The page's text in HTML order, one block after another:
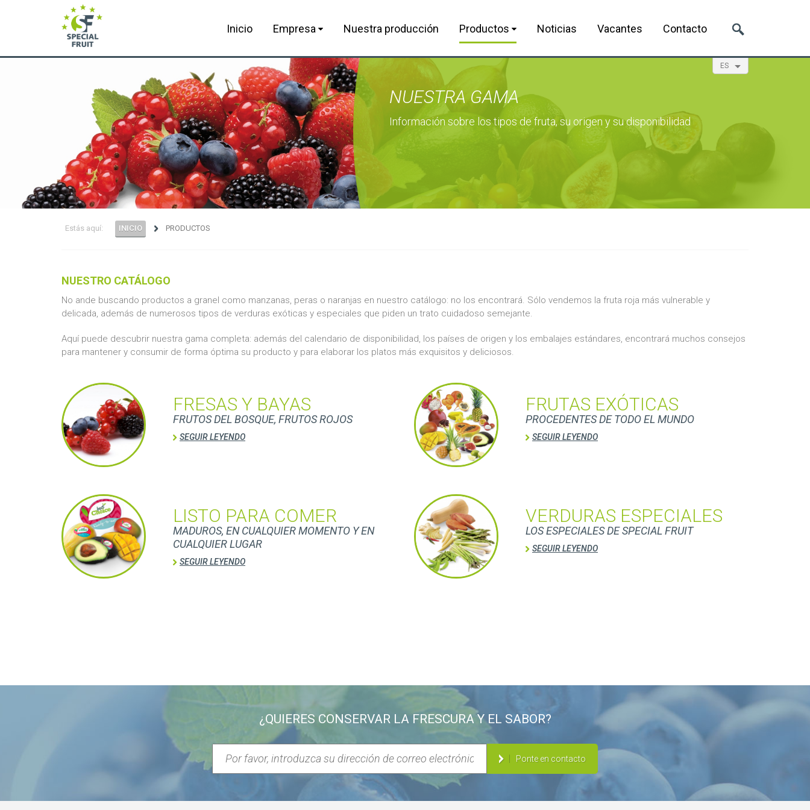
Inicio Empresa Nuestra producción Productos Noticias Vacantes Contacto
ES
NUESTRA GAMA
Información sobre los tipos de fruta, su origen y su disponibilidad
Estás aquí: INICIO PRODUCTOS
NUESTRO CATÁLOGO
No ande buscando productos a granel como manzanas, peras o naranjas en nuestro catálogo: no los encontrará. Sólo vendemos la fruta roja más vulnerable y
delicada, además de numerosos tipos de verduras exóticas y especiales que piden un trato cuidadoso semejante.
Aquí puede descubrir nuestra gama completa: además del calendario de disponibilidad, los países de origen y los embalajes estándares, encontrará muchos consejos
para mantener y consumir de forma óptima su producto y para elaborar los platos más exquisitos y deliciosos.
FRESAS Y BAYAS
FRUTOS DEL BOSQUE, FRUTOS ROJOS
SEGUIR LEYENDO
FRUTAS EXÓTICAS
PROCEDENTES DE TODO EL MUNDO
SEGUIR LEYENDO
LISTO PARA COMER
MADUROS, EN CUALQUIER MOMENTO Y EN
CUALQUIER LUGAR
SEGUIR LEYENDO
VERDURAS ESPECIALES
LOS ESPECIALES DE SPECIAL FRUIT
SEGUIR LEYENDO
¿QUIERES CONSERVAR LA FRESCURA Y EL SABOR?
Ponte en contacto